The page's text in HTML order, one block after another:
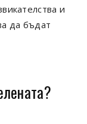
и
да бъдат